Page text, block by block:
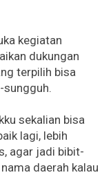
kegiatan
dukungan
terpilih bisa
sekalian bisa
lagi, lebih
agar jadi bibit-
daerah kalau